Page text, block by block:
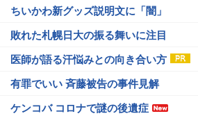
ちいかわ新グッズ説明文に「闇」
敗れた札幌日大の振る舞いに注目
医師が語る汗悩みとの向き合い方
有罪でいい 斉藤被告の事件見解
ケンコバ コロナで謎の後遺症